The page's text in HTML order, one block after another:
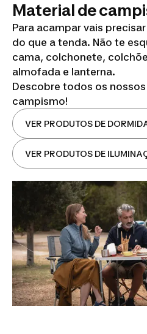
Material de
Para acampar vais
do que a tenda. Não te
cama, colchonete,
almofada e lanterna.
Descobre todos os
campismo!
VER PRODUTOS DE
VER PRODUTOS DE